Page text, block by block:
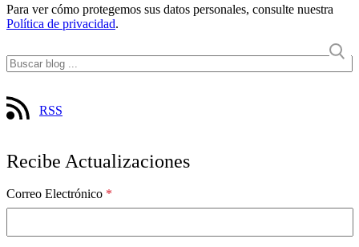
Para ver cómo protegemos sus datos personales, consulte nuestra
Política de privacidad.
RSS
Recibe Actualizaciones
Correo Electrónico *